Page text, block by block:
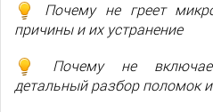
Почему не греет
причины и их устранение
Почему не
детальный разбор поломок